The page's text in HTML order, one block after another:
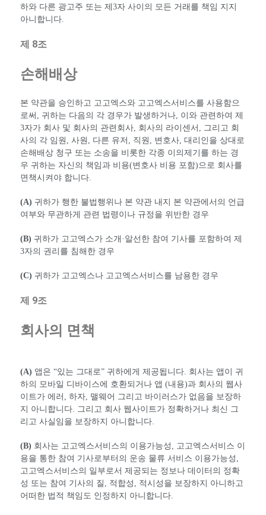
하와 다른 광고주 또는 제3자 사이의 모든 거래를 책임 지지
아니합니다.
제 8조
손해배상
본 약관을 승인하고 고고엑스와 고고엑스서비스를 사용함으
로써, 귀하는 다음의 각 경우가 발생하거나, 이와 관련하여 제
3자가 회사 및 회사의 관련회사, 회사의 라이센서, 그리고 회
사의 각 임원, 사원, 다른 유저, 직원, 변호사, 대리인을 상대로
손해배상 청구 또는 소송을 비롯한 각종 이의제기를 하는 경
우 귀하는 자신의 책임과 비용(변호사 비용 포함)으로 회사를
면책시켜야 합니다.
(A) 귀하가 행한 불법행위나 본 약관 내지 본 약관에서의 언급
여부와 무관하게 관련 법령이나 규정을 위반한 경우
(B) 귀하가 고고엑스가 소개·알선한 참여 기사를 포함하여 제
3자의 권리를 침해한 경우
(C) 귀하가 고고엑스나 고고엑스서비스를 남용한 경우
제 9조
회사의 면책
(A) 앱은 “있는 그대로” 귀하에게 제공됩니다. 회사는 앱이 귀
하의 모바일 디바이스에 호환되거나 앱 (내용)과 회사의 웹사
이트가 에러, 하자, 맬웨어 그리고 바이러스가 없음을 보장하
지 아니합니다. 그리고 회사 웹사이트가 정확하거나 최신 그
리고 사실임을 보장하지 아니합니다.
(B) 회사는 고고엑스서비스의 이용가능성, 고고엑스서비스 이
용을 통한 참여 기사로부터의 운송 물류 서비스 이용가능성,
고고엑스서비스의 일부로서 제공되는 정보나 데이터의 정확
성 또는 참여 기사의 질, 적합성, 적시성을 보장하지 아니하고
어떠한 법적 책임도 인정하지 아니합니다.